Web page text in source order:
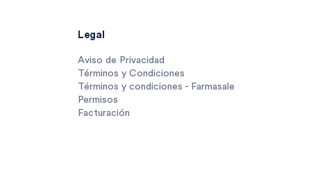
Legal
Aviso de Privacidad
Términos y Condiciones
Términos y condiciones - Farmasale
Permisos
Facturación